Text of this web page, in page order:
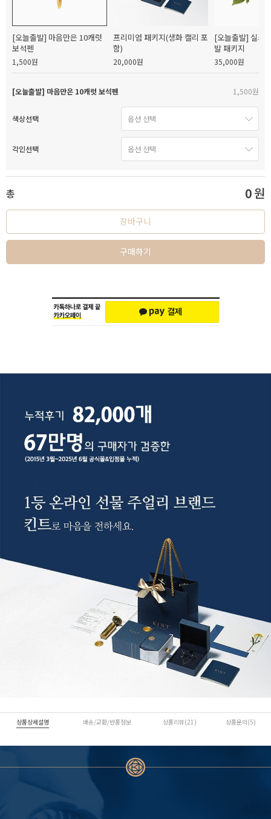
[오늘출발] 마음만은 10캐럿
보석펜
1,500원
프리미엄 패키지(생화 캘리 포
함)
20,000원
[오늘출발] 실크
발 패키지
35,000원
[오늘출발] 마음만은 10캐럿 보석펜 1,500원
색상선택
각인선택
총 0원
장바구니
구매하기
상품상세설명 배송/교환/반품정보 상품리뷰(21) 상품문의(5)